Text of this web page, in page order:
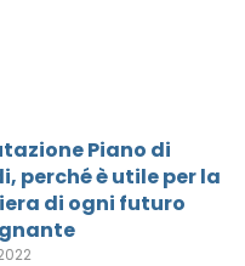
Piano di
perché è utile per la
di ogni futuro